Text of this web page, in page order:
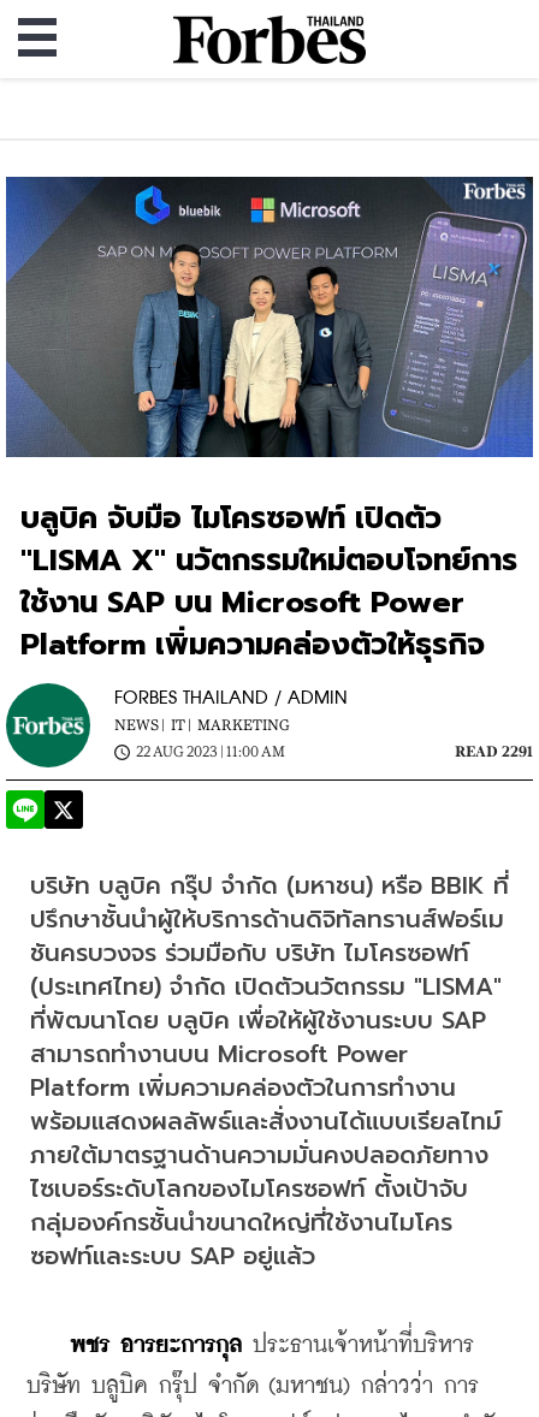
บลูบิค จับมือ ไมโครซอฟท์ เปิดตัว
"LISMA X" นวัตกรรมใหม่ตอบโจทย์การ
ใช้งาน SAP บน Microsoft Power
Platform เพิ่มความคล่องตัวให้ธุรกิจ
FORBES THAILAND / ADMIN
NEWS | IT |
MARKETING
22 AUG 2023 | 11:00 AM
READ 2291
บริษัท บลูบิค กรุ๊ป จำกัด (มหาชน) หรือ BBIK ที่
ปรึกษาชั้นนำผู้ให้บริการด้านดิจิทัลทรานส์ฟอร์เม
ชันครบวงจร ร่วมมือกับ บริษัท ไมโครซอฟท์
(ประเทศไทย) จำกัด เปิดตัวนวัตกรรม "LISMA"
ที่พัฒนาโดย บลูบิค เพื่อให้ผู้ใช้งานระบบ SAP
สามารถทำงานบน Microsoft Power
Platform เพิ่มความคล่องตัวในการทำงาน
พร้อมแสดงผลลัพธ์และสั่งงานได้แบบเรียลไทม์
ภายใต้มาตรฐานด้านความมั่นคงปลอดภัยทาง
ไซเบอร์ระดับโลกของไมโครซอฟท์ ตั้งเป้าจับ
กลุ่มองค์กรชั้นนำขนาดใหญ่ที่ใช้งานไมโคร
ซอฟท์และระบบ SAP อยู่แล้ว
พชร อารยะการกุล ประธานเจ้าหน้าที่บริหาร
บริษัท บลูบิค กรุ๊ป จำกัด (มหาชน) กล่าวว่า การ